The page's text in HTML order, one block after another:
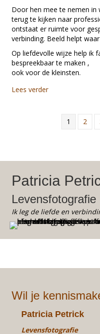
Door hen mee te nemen in
terug te kijken naar
ontstaat er ruimte voor
verbinding. Beeld helpt
Op liefdevolle wijze help ik
bespreekbaar te maken ,
ook voor de kleinsten.
Lees verderabout Laat
1 2
Patricia
Levensfotografie
Ik leg de liefde en
Wil je
Patricia Petrick
Levensfotografie